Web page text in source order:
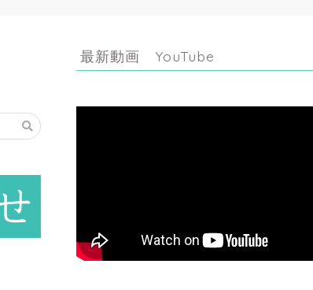
最新動画 YouTube